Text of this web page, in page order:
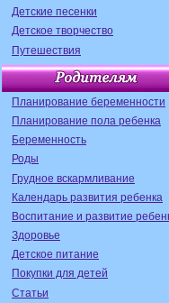
Детские песенки
Детское творчество
Путешествия
Планирование беременности
Планирование пола ребенка
Беременность
Роды
Грудное вскармливание
Календарь развития ребенка
Воспитание и развитие
Здоровье
Детское питание
Покупки для детей
Статьи